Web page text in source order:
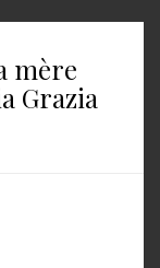
mère
Grazia